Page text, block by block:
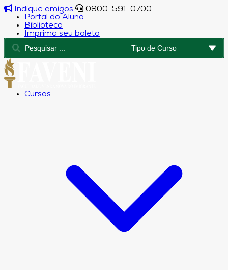
Indique amigos
0800-591-0700
Portal do Aluno
Biblioteca
Imprima seu boleto
Cursos